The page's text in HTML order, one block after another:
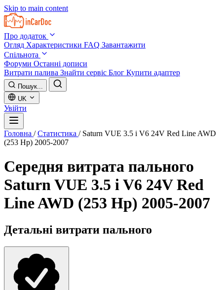
Skip to main content
Про додаток
Огляд Характеристики FAQ Завантажити
Спільнота
Форуми Останні дописи
Витрати палива Знайти сервіс Блог Купити адаптер
Пошук...
UK
Увійти
Головна / Статистика / Saturn VUE 3.5 i V6 24V Red Line AWD
(253 Hp) 2005-2007
Середня витрата пального
Saturn VUE 3.5 i V6 24V Red
Line AWD (253 Hp) 2005-2007
Детальні витрати пального